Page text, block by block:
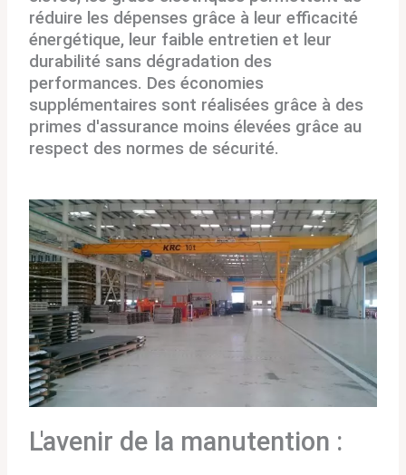
réduire les dépenses grâce à leur efficacité
énergétique, leur faible entretien et leur
durabilité sans dégradation des
performances. Des économies
supplémentaires sont réalisées grâce à des
primes d'assurance moins élevées grâce au
respect des normes de sécurité.
L'avenir de la manutention :